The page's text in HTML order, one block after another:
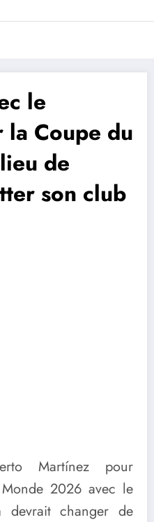
du football
le
Coupe du
de
son club
Martínez pour
2026 avec le
devrait changer de